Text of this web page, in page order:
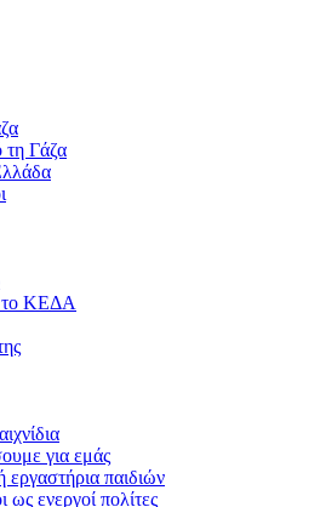
τη Γάζα
το ΚΕΔΑ
για εμάς
εργαστήρια παιδιών
ως ενεργοί πολίτες